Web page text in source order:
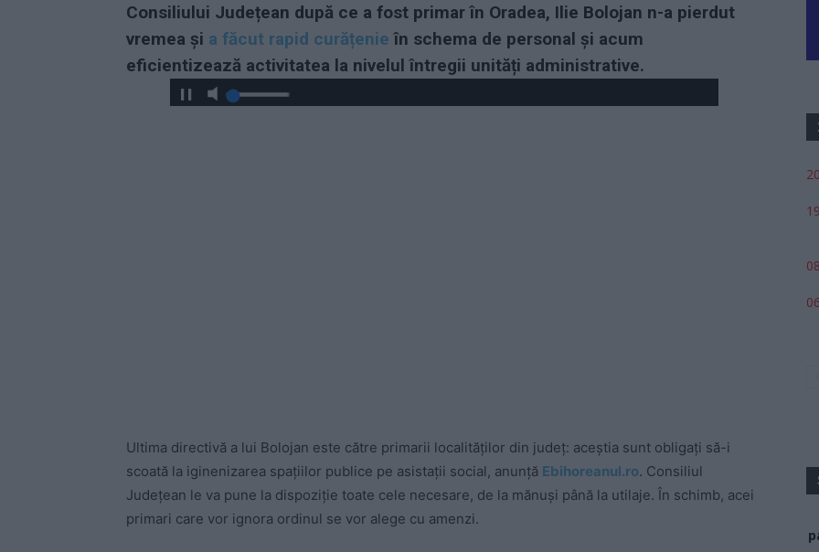
Consiliului Județean după ce a fost primar în Oradea, Ilie Bolojan n-a pierdut
vremea și a făcut rapid curățenie în schema de personal și acum
eficientizează activitatea la nivelul întregii unități administrative.
Ultima directivă a lui Bolojan este către primarii localităților din județ: aceștia sunt obligați să-i
scoată la iginenizarea spațiilor publice pe asistații social, anunță Ebihoreanul.ro. Consiliul
Județean le va pune la dispoziție toate cele necesare, de la mănuși până la utilaje. În schimb, acei
primari care vor ignora ordinul se vor alege cu amenzi.